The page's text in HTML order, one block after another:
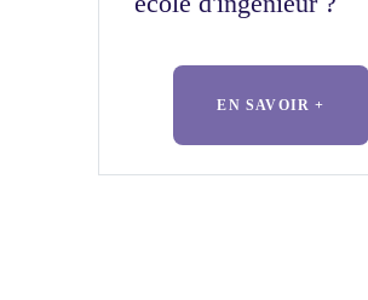
EN SAVOIR +